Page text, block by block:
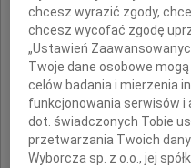
chcesz wyrazić zgody,
chcesz wycofać zgodę
„Ustawień
Twoje dane osobowe
celów badania i mierzenia
funkcjonowania serwisów i
dot. świadczonych Tobie
przetwarzania Twoich
Wyborcza sp. z o.o., jej